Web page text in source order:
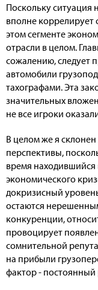
Поскольку ситуация
вполне
этом сегменте
отрасли в целом.
сожалению, следует
автомобили
тахографами. Эта
значительных
не все игроки
В целом же я
перспективы,
время находившийся
экономического
докризисный
остаются
конкуренции,
провоцирует
сомнительной
на прибыли
фактор - постоянный